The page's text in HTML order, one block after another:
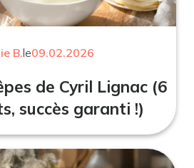
B.le09.02.2026
de Cyril Lignac (6
succès garanti !)